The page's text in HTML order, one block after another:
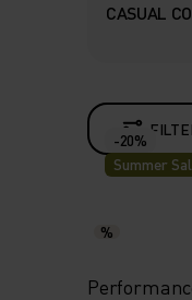
CASUAL
-20%
Summer
%